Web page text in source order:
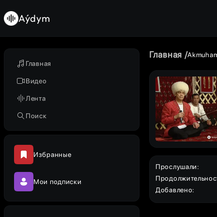
Главная
Видео
Лента
Поиск
Избранные
Мои подписки
Aýdym
Главная
Прослушали:
Добавлено: